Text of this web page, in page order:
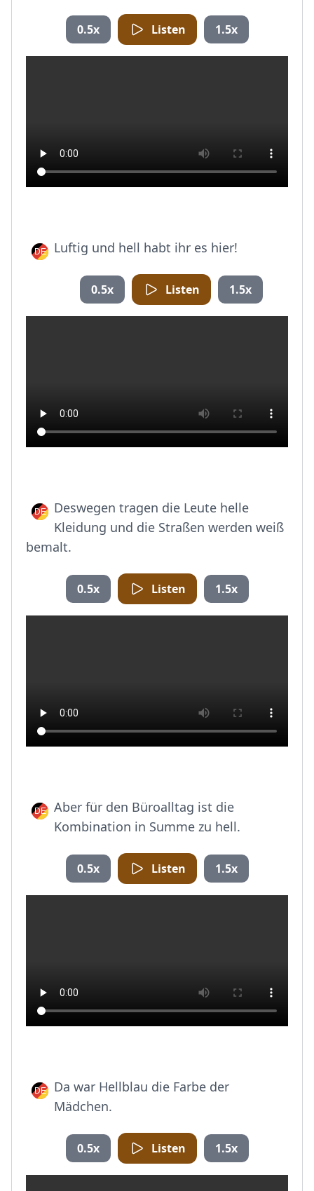
0.5x Listen 1.5x
Luftig und hell habt ihr es hier!
0.5x Listen 1.5x
Deswegen tragen die Leute helle
Kleidung und die Straßen werden weiß
bemalt.
0.5x Listen 1.5x
Aber für den Büroalltag ist die
Kombination in Summe zu hell.
0.5x Listen 1.5x
Da war Hellblau die Farbe der
Mädchen.
0.5x Listen 1.5x